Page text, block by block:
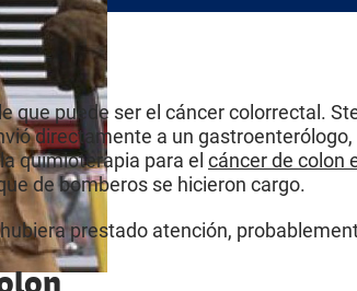
que puede ser el cáncer colorrectal.
directamente a un
quimioterapia para el cáncer de colon
de bomberos se hicieron cargo.
prestado atención,